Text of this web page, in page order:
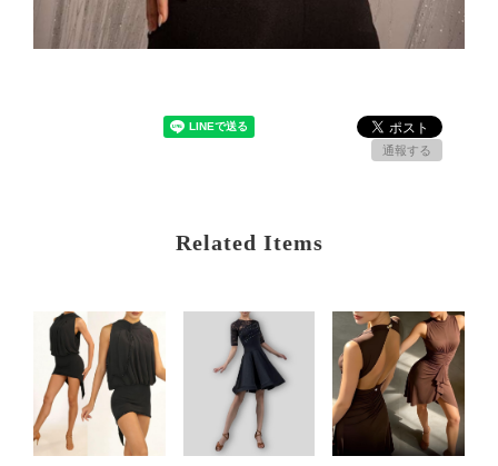
通報する
Related Items